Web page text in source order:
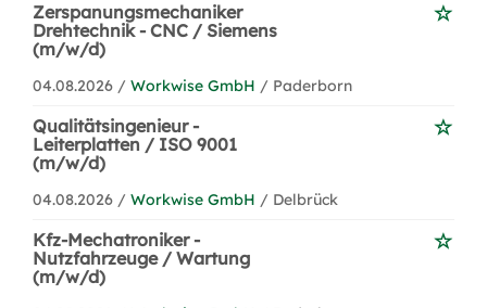
Zerspanungsmechaniker
Drehtechnik - CNC / Siemens
(m/w/d)
04.08.2026 / Workwise GmbH / Paderborn
Qualitätsingenieur -
Leiterplatten / ISO 9001
(m/w/d)
04.08.2026 / Workwise GmbH / Delbrück
Kfz-Mechatroniker -
Nutzfahrzeuge / Wartung
(m/w/d)